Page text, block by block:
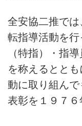
全安協二推で
転指導活動を
（特指）・指
を称えるとと
動に取り組ん
表彰を１９７６